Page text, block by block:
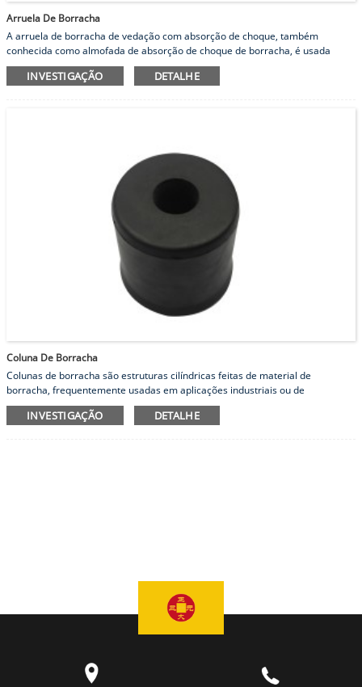
Arruela De Borracha
A arruela de borracha de vedação com absorção de choque, também
conhecida como almofada de absorção de choque de borracha, é usada
principalmente para suportar forças externas, como terremotos, vento,
ondas, etc.
INVESTIGAÇÃO DETALHE
Coluna De Borracha
Colunas de borracha são estruturas cilíndricas feitas de material de
borracha, frequentemente usadas em aplicações industriais ou de
engenharia.Os postes de borracha podem fornecer propriedades de
amortecimento, amortecimento de vibração ou absorção de choque,
INVESTIGAÇÃO DETALHE